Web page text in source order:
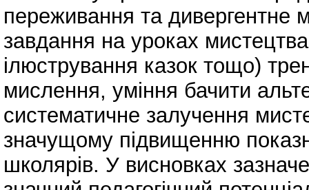
переживання та дивергентне
завдання на уроках
ілюстрування казок тощо)
мислення, уміння бачити
систематичне залучення
значущому підвищенню
школярів. У висновках